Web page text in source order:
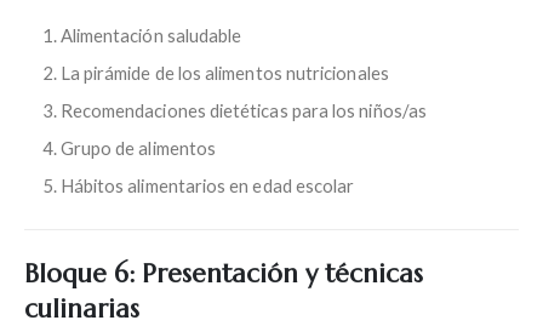
Alimentación saludable
La pirámide de los alimentos nutricionales
Recomendaciones dietéticas para los niños/as
Grupo de alimentos
Hábitos alimentarios en edad escolar
Bloque 6: Presentación y técnicas
culinarias